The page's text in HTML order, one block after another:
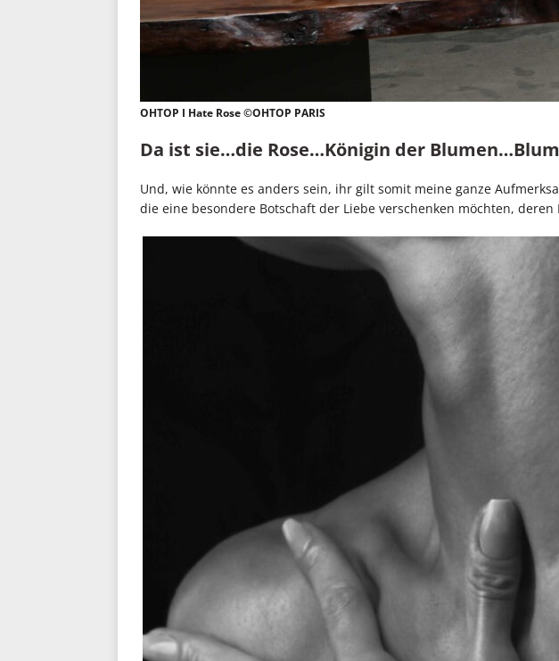
OHTOP I Hate Rose ©OHTOP PARIS
Da ist sie…die Rose…Königin der
Und, wie könnte es anders sein, ihr gilt somit meine ganze
die eine besondere Botschaft der Liebe verschenken möchten,